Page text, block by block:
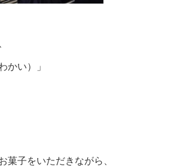
かい）」
菓子をいただきながら、